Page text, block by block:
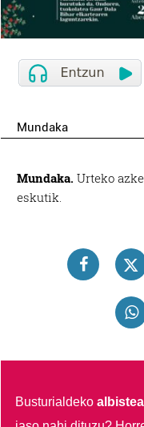
Mundaka
Mundaka. Urteko
eskutik.
Busturialdeko